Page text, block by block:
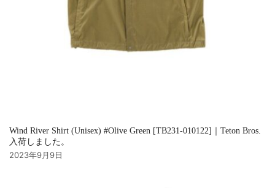
Wind River Shirt (Unisex) #Olive Green [TB231-010122]｜Teton Bros.
入荷しました。
2023年9月9日